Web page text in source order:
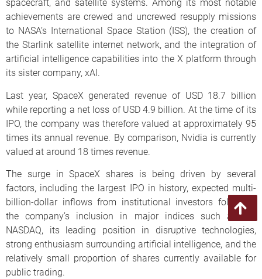
spacecraft, and satellite systems. Among its most notable
achievements are crewed and uncrewed resupply missions
to NASA’s International Space Station (ISS), the creation of
the Starlink satellite internet network, and the integration of
artificial intelligence capabilities into the X platform through
its sister company, xAI.
Last year, SpaceX generated revenue of USD 18.7 billion
while reporting a net loss of USD 4.9 billion. At the time of its
IPO, the company was therefore valued at approximately 95
times its annual revenue. By comparison, Nvidia is currently
valued at around 18 times revenue.
The surge in SpaceX shares is being driven by several
factors, including the largest IPO in history, expected multi-
billion-dollar inflows from institutional investors following
the company’s inclusion in major indices such as the
NASDAQ, its leading position in disruptive technologies,
strong enthusiasm surrounding artificial intelligence, and the
relatively small proportion of shares currently available for
public trading.